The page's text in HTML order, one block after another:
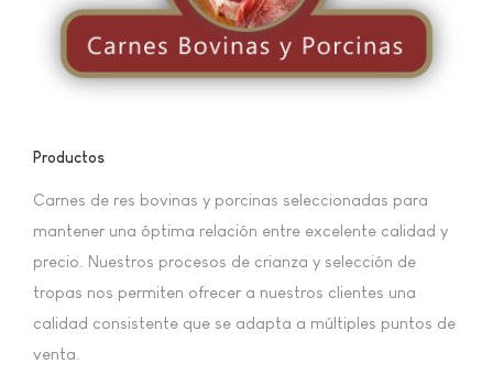
Productos
Carnes de res bovinas y porcinas seleccionadas para
mantener una óptima relación entre excelente calidad y
precio. Nuestros procesos de crianza y selección de
tropas nos permiten ofrecer a nuestros clientes una
calidad consistente que se adapta a múltiples puntos de
venta.